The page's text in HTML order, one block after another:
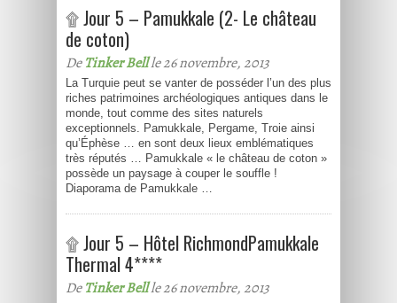
۩ Jour 5 – Pamukkale (2- Le château
de coton)
DeTinker Bellle 26 novembre, 2013
La Turquie peut se vanter de posséder l’un des plus
riches patrimoines archéologiques antiques dans le
monde, tout comme des sites naturels
exceptionnels. Pamukkale, Pergame, Troie ainsi
qu’Éphèse … en sont deux lieux emblématiques
très réputés … Pamukkale « le château de coton »
possède un paysage à couper le souffle !
Diaporama de Pamukkale …
۩ Jour 5 – Hôtel RichmondPamukkale
Thermal 4****
DeTinker Bellle 26 novembre, 2013